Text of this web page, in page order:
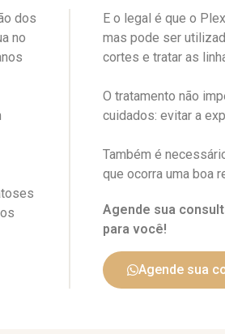
dos
no
E o legal é que o
mas pode ser
cortes e tratar as
O tratamento não
cuidados: evitar a
Também é
que ocorra uma boa
Agende sua
para você!
Agende sua